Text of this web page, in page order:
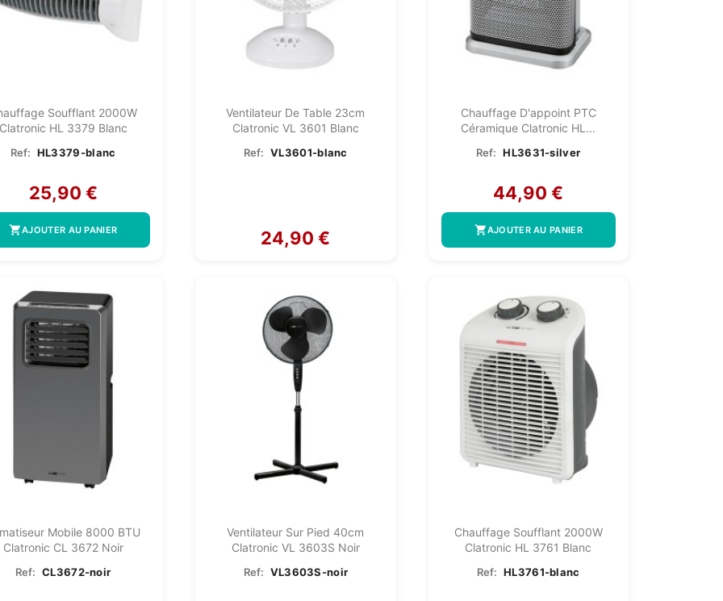
Soufflant 2000W
HL 3379 Blanc
Ref: HL3379-blanc
25,90 €
shopping_cartAJOUTER AU PANIER
Ventilateur De Table 23cm
Clatronic VL 3601 Blanc
Ref: VL3601-blanc
24,90 €
Chauffage D'appoint PTC
Céramique Clatronic HL...
Ref: HL3631-silver
44,90 €
shopping_cartAJOUTER AU PANIER
Mobile 8000 BTU
Clatronic CL 3672 Noir
Ref: CL3672-noir
Ventilateur Sur Pied 40cm
Clatronic VL 3603S Noir
Ref: VL3603S-noir
Chauffage Soufflant 2000W
Clatronic HL 3761 Blanc
Ref: HL3761-blanc